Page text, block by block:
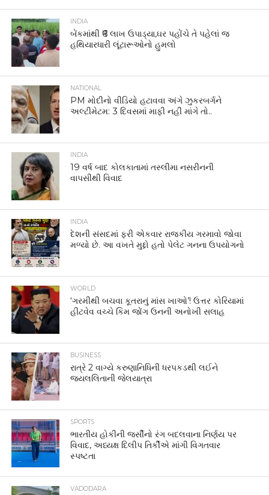
INDIA
બેંકમાંથી ₹6 લાખ ઉપાડ્યા,ઘર પહોંચે તે પહેલાં જ
હથિયારધારી લૂંટારૂઓનો હુમલો
NATIONAL
PM મોદીનો વીડિયો હટાવવા અંગે ઝુકરબર્ગને
અલ્ટીમેટમ: 3 દિવસમાં માફી નહીં માંગે તો..
INDIA
19 વર્ષ બાદ કોલકાતામાં તસ્લીમા નસરીનની
વાપસીથી વિવાદ
INDIA
દેશની સંસદમાં ફરી એકવાર રાજકીય ગરમાવો જોવા
મળ્યો છે. આ વખતે મુદ્દો હતો પેલેટ ગનના ઉપયોગનો
WORLD
‘ગરમીથી બચવા કૂતરાનું માંસ ખાઓ’! ઉત્તર કોરિયામાં
હીટવેવ વચ્ચે કિમ જોંગ ઉનની અનોખી સલાહ
BUSINESS
રાત્રે 2 વાગ્યે કરુણાનિધિની ધરપકડથી લઈને
જયલલિતાની જેલયાત્રા
SPORTS
ભારતીય હોકીની જર્સીનો રંગ બદલવાના નિર્ણય પર
વિવાદ, અધ્યક્ષ દિલીપ તિર્કીએ માંગી વિગતવાર
સ્પષ્ટતા
VADODARA